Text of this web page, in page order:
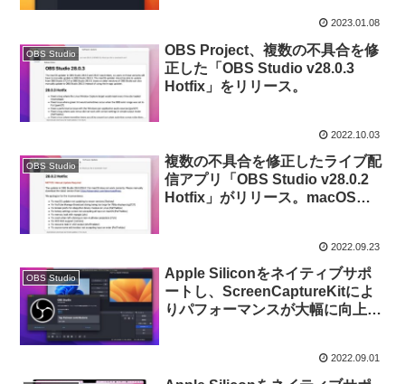
2023.01.08
OBS Studio
OBS Project、複数の不具合を修
正した「OBS Studio v28.0.3
Hotfix」をリリース。
2022.10.03
OBS Studio
複数の不具合を修正したライブ配
信アプリ「OBS Studio v28.0.2
Hotfix」がリリース。macOS版
2022.09.23
OBS Studio
Apple Siliconをネイティブサポ
ートし、ScreenCaptureKitによ
りパフォーマンスが大幅に向上し
2022.09.01